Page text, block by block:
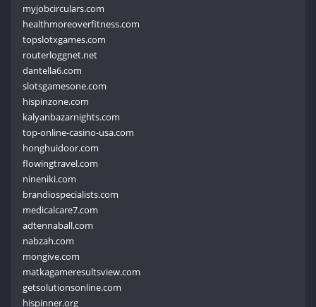
myjobcirculars.com
healthmoreoverfitness.com
topslotxgames.com
routerloggnet.net
dantella6.com
slotsgamesone.com
hispinzone.com
kalyanbazarnights.com
top-online-casino-usa.com
honghuidoor.com
flowingtravel.com
nineniki.com
brandiospecialists.com
medicalcare7.com
adtennaball.com
nabzah.com
mongive.com
matkagameresultsview.com
getsolutionsonline.com
hispinner.org